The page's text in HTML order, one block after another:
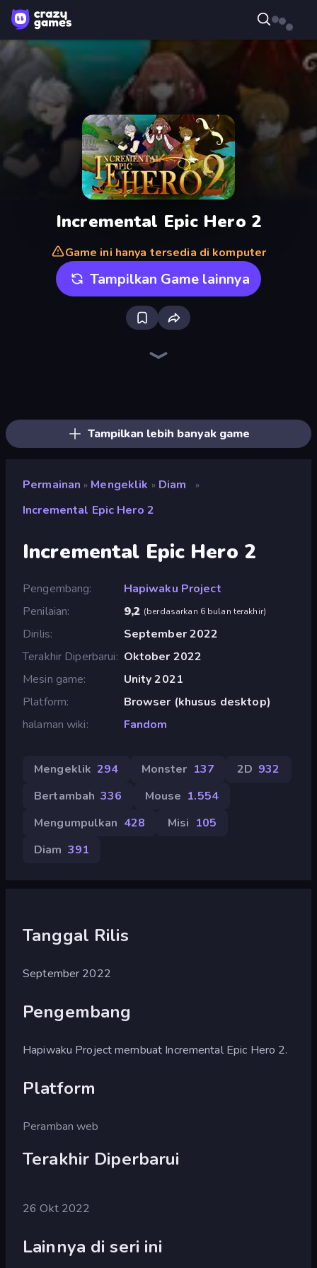
Incremental Epic Hero 2
Game ini hanya tersedia di komputer
Tampilkan Game lainnya
Tampilkan lebih banyak game
Permainan » Mengeklik » Diam »
Incremental Epic Hero 2
Incremental Epic Hero 2
Pengembang
Hapiwaku Project
Penilaian
9,2 (berdasarkan 6 bulan terakhir)
Dirilis
September 2022
Terakhir Diperbarui
Oktober 2022
Mesin game
Unity 2021
Platform
Browser (khusus desktop)
halaman wiki
Fandom
Mengeklik 294 Monster 137 2D 932
Bertambah 336 Mouse 1.554
Mengumpulkan 428 Misi 105
Diam 391
Tanggal Rilis
September 2022
Pengembang
Hapiwaku Project membuat Incremental Epic Hero 2.
Platform
Peramban web
Terakhir Diperbarui
26 Okt 2022
Lainnya di seri ini